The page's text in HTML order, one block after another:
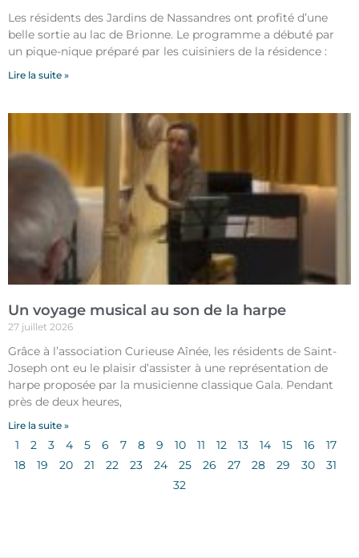
Les résidents des Jardins de Nassandres ont profité d’une
belle sortie au lac de Brionne. Le programme a débuté par
un pique-nique préparé par les cuisiniers de la résidence :
Lire la suite »
Un voyage musical au son de la harpe
27 juillet 2026
Grâce à l’association Curieuse Aînée, les résidents de Saint-
Joseph ont eu le plaisir d’assister à une représentation de
harpe proposée par la musicienne classique Gala. Pendant
près de deux heures,
Lire la suite »
1 2 3 4 5 6 7 8 9 10 11 12 13 14 15 16
17
18
19 20 21 22 23 24 25 26 27 28 29 30
31
32